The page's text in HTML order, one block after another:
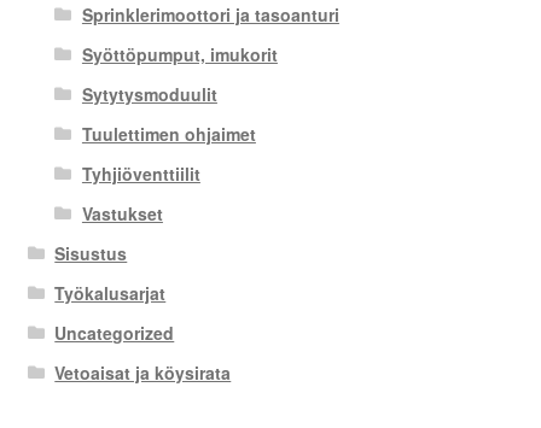
Sprinklerimoottori ja tasoanturi
Syöttöpumput, imukorit
Sytytysmoduulit
Tuulettimen ohjaimet
Tyhjiöventtiilit
Vastukset
Sisustus
Työkalusarjat
Uncategorized
Vetoaisat ja köysirata